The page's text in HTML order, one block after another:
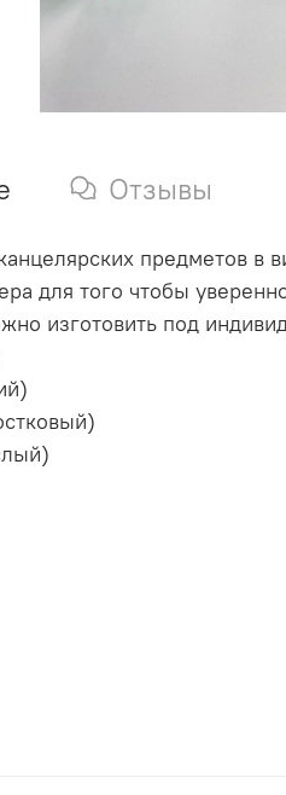
Отзывы
предметов в
для того чтобы
изготовить под